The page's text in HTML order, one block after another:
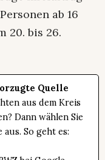
ab 16
20. bis 26.
Quelle
aus dem Kreis
Dann wählen Sie
So geht es: